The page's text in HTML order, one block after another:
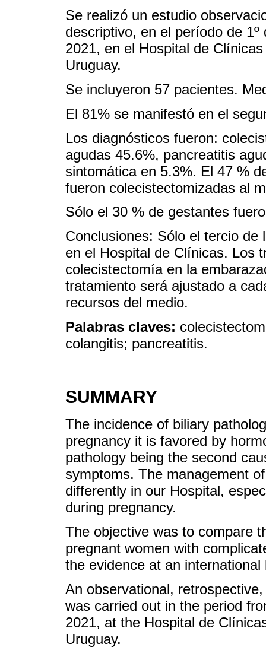
Se realizó un estudio
descriptivo, en el período de
2021, en el Hospital de
Uruguay.
Se incluyeron 57 pacientes.
El 81% se manifestó en el
Los diagnósticos fueron:
agudas 45.6%, pancreatitis
sintomática en 5.3%. El 47 %
fueron colecistectomizadas al
Sólo el 30 % de gestantes
Conclusiones: Sólo el tercio
en el Hospital de Clínicas. Los
colecistectomía en la
tratamiento será ajustado a
recursos del medio.
Palabras claves:
colangitis; pancreatitis.
SUMMARY
The incidence of biliary
pregnancy it is favored by
pathology being the second
symptoms. The management
differently in our Hospital,
during pregnancy.
The objective was to compare
pregnant women with
the evidence at an international
An observational,
was carried out in the period
2021, at the Hospital de
Uruguay.